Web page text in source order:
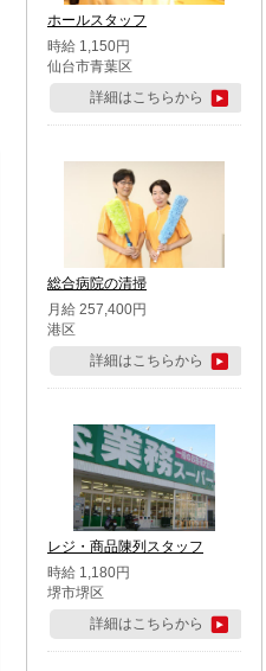
ホールスタッフ
時給 1,150円
仙台市青葉区
詳細はこちらから
総合病院の清掃
月給 257,400円
港区
詳細はこちらから
レジ・商品陳列スタッフ
時給 1,180円
堺市堺区
詳細はこちらから